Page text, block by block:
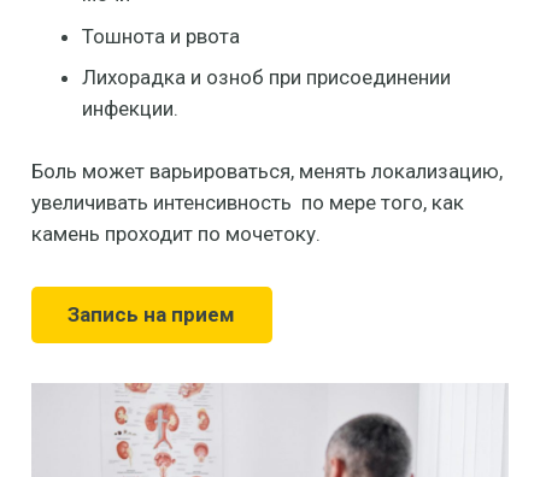
Тошнота и рвота
Лихорадка и озноб при присоединении
инфекции.
Боль может варьироваться, менять локализацию,
увеличивать интенсивность по мере того, как
камень проходит по мочетоку.
Запись на прием